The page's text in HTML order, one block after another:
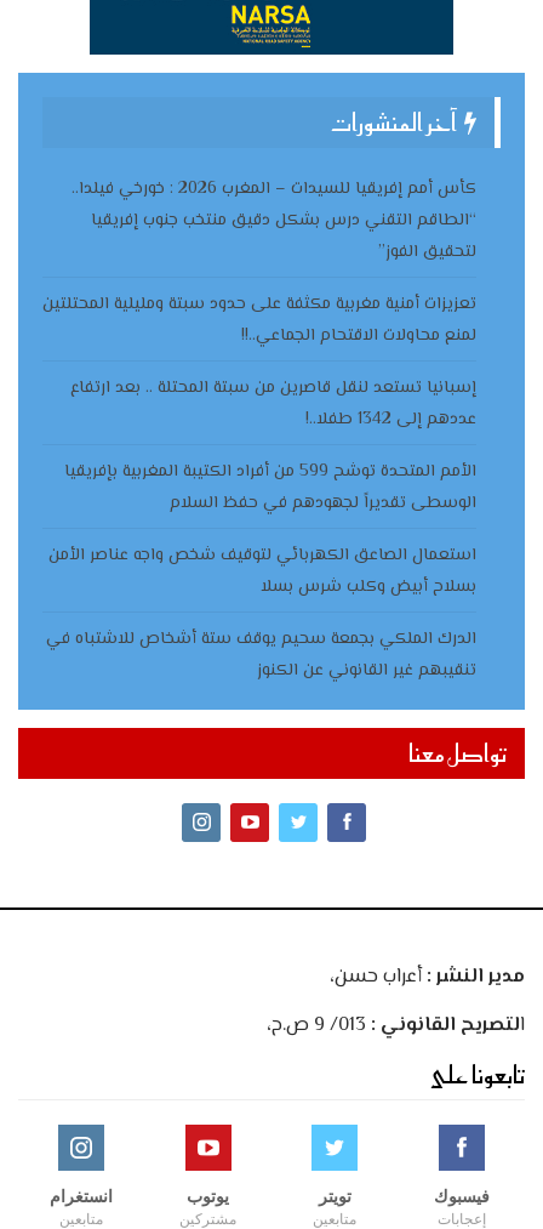
آخر المنشورات
كأس أمم إفريقيا للسيدات – المغرب 2026 : خورخي فيلدا..
“الطاقم التقني درس بشكل دقيق منتخب جنوب إفريقيا
لتحقيق الفوز”
تعزيزات أمنية مغربية مكثفة على حدود سبتة ومليلية المحتلتين
لمنع محاولات الاقتحام الجماعي..!!
إسبانيا تستعد لنقل قاصرين من سبتة المحتلة .. بعد ارتفاع
عددهم إلى 1342 طفلا..!
الأمم المتحدة توشح 599 من أفراد الكتيبة المغربية بإفريقيا
الوسطى تقديراً لجهودهم في حفظ السلام
استعمال الصاعق الكهربائي لتوقيف شخص واجه عناصر الأمن
بسلاح أبيض وكلب شرس بسلا
الدرك الملكي بجمعة سحيم يوقف ستة أشخاص للاشتباه في
تنقيبهم غير القانوني عن الكنوز
تواصل معنا
مدير النشر :أعراب حسن،
التصريح القانوني :
تابعونا على
فيسبوك
إعجابات
تويتر
متابعين
يوتوب
مشتركين
انستغرام
متابعين